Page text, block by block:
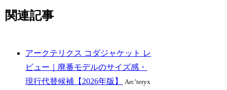
関連記事
アークテリクス コダジャケット レ
ビュー｜廃番モデルのサイズ感・
現行代替候補【2026年版】
Arc’teryx